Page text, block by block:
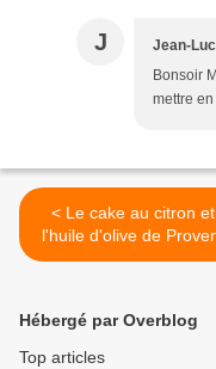
J Jean-
Bonsoir
mettre
< Le cake au citron et à
l'huile d'olive de
de Christophe
Hébergé par Overblog
Top articles